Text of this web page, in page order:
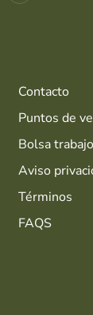
Contacto
Puntos de
Bolsa trabajo
Aviso
Términos
FAQS